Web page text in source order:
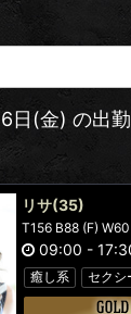
日(金) の出勤
リサ(35)
T156 B88 (F)
09:00 -
癒し系 セクシ